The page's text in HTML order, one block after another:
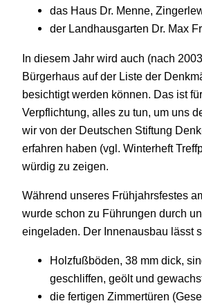
das Haus Dr. Menne,
der Landhausgarten Dr. Max
In diesem Jahr wird auch (nach
Bürgerhaus auf der Liste der
besichtigt werden können. Das ist
Verpflichtung, alles zu tun, um uns
wir von der Deutschen Stiftung
erfahren haben (vgl. Winterheft
würdig zu zeigen.
Während unseres Frühjahrsfestes
wurde schon zu Führungen durch
eingeladen. Der Innenausbau lässt
Holzfußböden, 38 mm dick,
geschliffen, geölt und
die fertigen Zimmertüren